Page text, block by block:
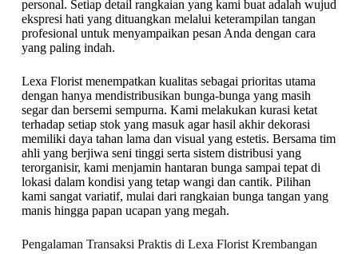
personal. Setiap detail rangkaian yang kami buat adalah wujud
ekspresi hati yang dituangkan melalui keterampilan tangan
profesional untuk menyampaikan pesan Anda dengan cara
yang paling indah.
Lexa Florist menempatkan kualitas sebagai prioritas utama
dengan hanya mendistribusikan bunga-bunga yang masih
segar dan bersemi sempurna. Kami melakukan kurasi ketat
terhadap setiap stok yang masuk agar hasil akhir dekorasi
memiliki daya tahan lama dan visual yang estetis. Bersama tim
ahli yang berjiwa seni tinggi serta sistem distribusi yang
terorganisir, kami menjamin hantaran bunga sampai tepat di
lokasi dalam kondisi yang tetap wangi dan cantik. Pilihan
kami sangat variatif, mulai dari rangkaian bunga tangan yang
manis hingga papan ucapan yang megah.
Pengalaman Transaksi Praktis di Lexa Florist Krembangan